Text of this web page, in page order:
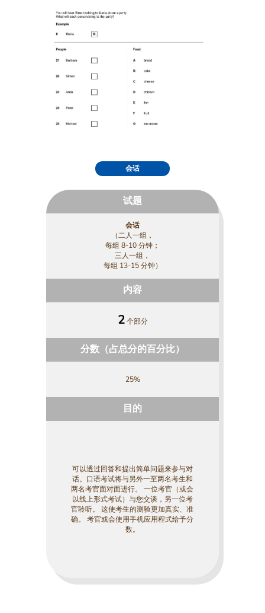
会话
试题
会话
（二人一组，
每组 8-10 分钟；
三人一组，
每组 13-15 分钟）
内容
2个部分
分数（占总分的百分比）
25%
目的
可以透过回答和提出简单问题来参与对
话。口语考试将与另外一至两名考生和
两名考官面对面进行。 一位考官（或会
以线上形式考试）与您交谈，另一位考
官聆听。 这使考生的测验更加真实、准
确。 考官或会使用手机应用程式给予分
数。